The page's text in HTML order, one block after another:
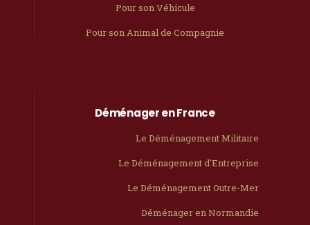
Pour son Véhicule
Pour son Animal de Compagnie
Déménager en France
Le Déménagement Militaire
Le Déménagement d'Entreprise
Le Déménagement Outre-Mer
Déménager en Normandie